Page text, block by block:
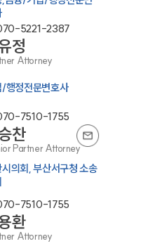
5221-2387
정
Attorney
/행정전문변호사
7510-1755
찬
Partner Attorney
의회, 부산서구청 소송
7510-1755
환
Attorney